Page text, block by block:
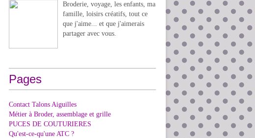
Broderie, voyage, les enfants, ma
famille, loisirs créatifs, tout ce
que j'aime... et que j'aimerais
partager avec vous.
Pages
Contact Talons Aiguilles
Métier à Broder, assemblage et grille
PUCES DE COUTURIERES
Qu'est-ce-qu'une ATC ?